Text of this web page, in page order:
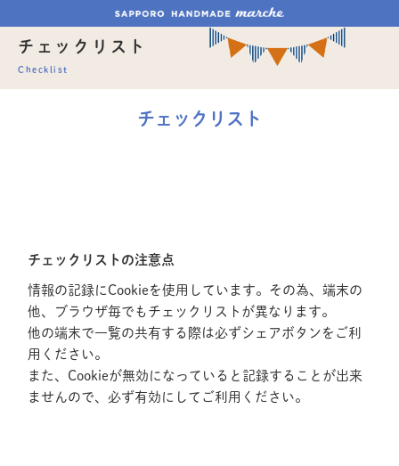
チェックリスト
Checklist
チェックリスト
チェックリストの注意点
情報の記録にCookieを使用しています。その為、端末の
他、ブラウザ毎でもチェックリストが異なります。
他の端末で一覧の共有する際は必ずシェアボタンをご利
用ください。
また、Cookieが無効になっていると記録することが出来
ませんので、必ず有効にしてご利用ください。